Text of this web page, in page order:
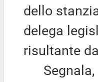
dello
delega
risultante
Segnala,